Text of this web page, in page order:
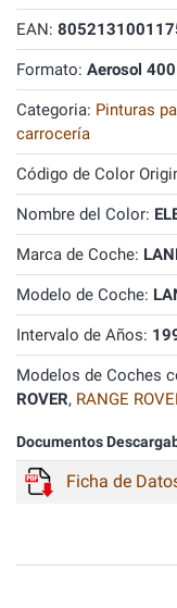
EAN:
Formato: Aerosol
Categoria: Pinturas
carrocería
Código de Color
Nombre del Color:
Marca de Coche:
Modelo de Coche:
Intervalo de Años:
Modelos de Coches
ROVER, RANGE
Documentos
Ficha de